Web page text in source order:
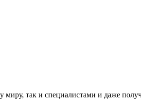
так и специалистами и даже